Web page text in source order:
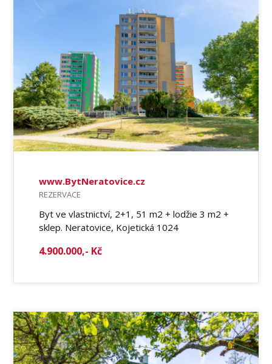
www.BytNeratovice.cz
REZERVACE
Byt ve vlastnictví, 2+1, 51 m2 + lodžie 3 m2 +
sklep. Neratovice, Kojetická 1024
4.900.000,- Kč